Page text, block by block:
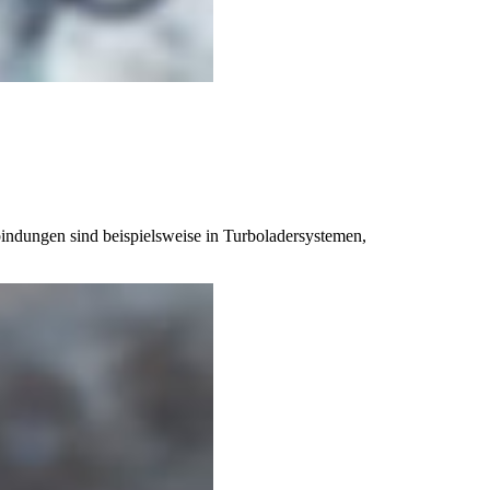
sind beispielsweise in Turboladersystemen,